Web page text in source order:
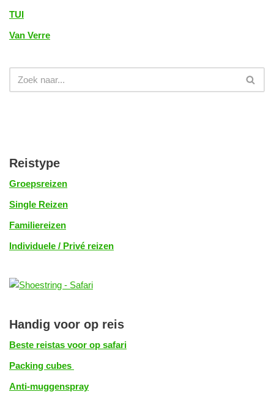
TUI
Van Verre
Reistype
Groepsreizen
Single Reizen
Familiereizen
Individuele / Privé reizen
Handig voor op reis
Beste reistas voor op safari
Packing cubes
Anti-muggenspray